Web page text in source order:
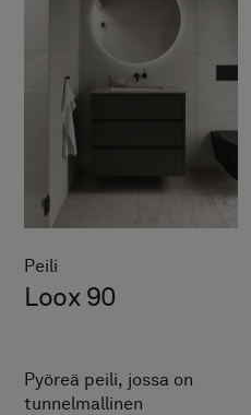
Peili
Loox 90
Pyöreä peili, jossa on
tunnelmallinen